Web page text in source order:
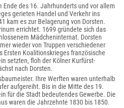
Ende des 16. Jahrhunderts und vor allem
gerieten Handel und Verkehr ins
kam es zur Belagerung von Dorsten.
errichtet. 1699 gründete sich das
Mädcheninternat. Dorsten
wieder von Truppen verschiedener
Ersten Koalitionskrieges französische
setzten, floh der Kölner Kurfürst-
nach Dorsten.
Ihre Werften waren unterhalb
aufgereiht. Bis in die Mitte des 19.
für die Stadt bedeutendes Gewerbe. Die
waren die Jahrzehnte 1830 bis 1850.